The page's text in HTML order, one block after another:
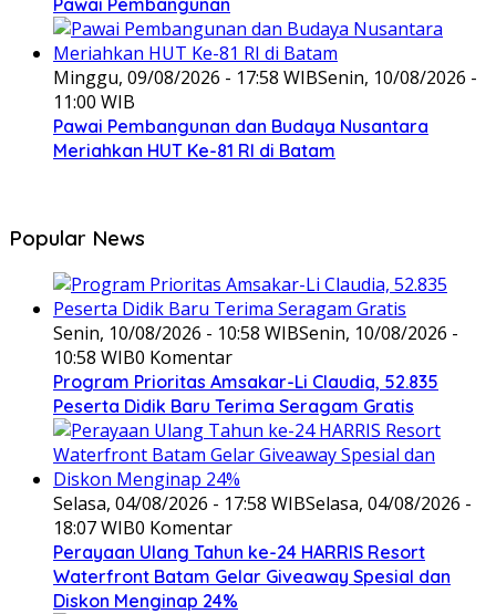
Minggu, 09/08/2026 - 17:58 WIBSenin, 10/08/2026 -
11:00 WIB
Pawai Pembangunan dan Budaya Nusantara
Meriahkan HUT Ke-81 RI di Batam
Popular News
Senin, 10/08/2026 - 10:58 WIBSenin, 10/08/2026 -
10:58 WIB0 Komentar
Program Prioritas Amsakar-Li Claudia, 52.835
Peserta Didik Baru Terima Seragam Gratis
Selasa, 04/08/2026 - 17:58 WIBSelasa, 04/08/2026 -
18:07 WIB0 Komentar
Perayaan Ulang Tahun ke-24 HARRIS Resort
Waterfront Batam Gelar Giveaway Spesial dan
Diskon Menginap 24%